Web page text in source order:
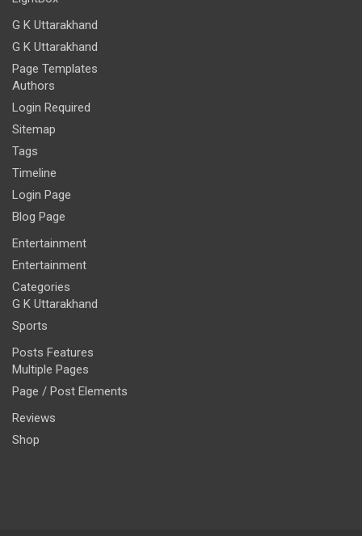
G K Uttarakhand
G K Uttarakhand
Page Templates
Authors
Login Required
Sitemap
Tags
Timeline
Login Page
Blog Page
Entertainment
Entertainment
Categories
G K Uttarakhand
Sports
Posts Features
Multiple Pages
Page / Post Elements
Reviews
Shop